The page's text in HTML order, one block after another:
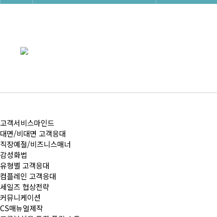
고객서비스마인드
대면/비대면 고객응대
직장예절/비즈니스매너
감성화법
유형별 고객응대
컴플레인 고객응대
세일즈 협상전략
커뮤니케이션
CS매뉴얼제작